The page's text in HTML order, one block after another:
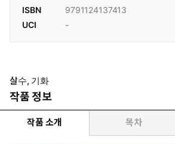
ISBN
9791124137413
UCI
-
살수, 기화
작품 정보
작품 소개 목차